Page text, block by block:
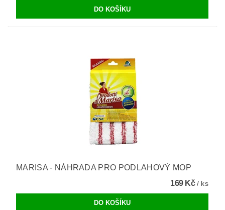
MARISA - NÁHRADA PRO PODLAHOVÝ MOP
169 Kč/ ks